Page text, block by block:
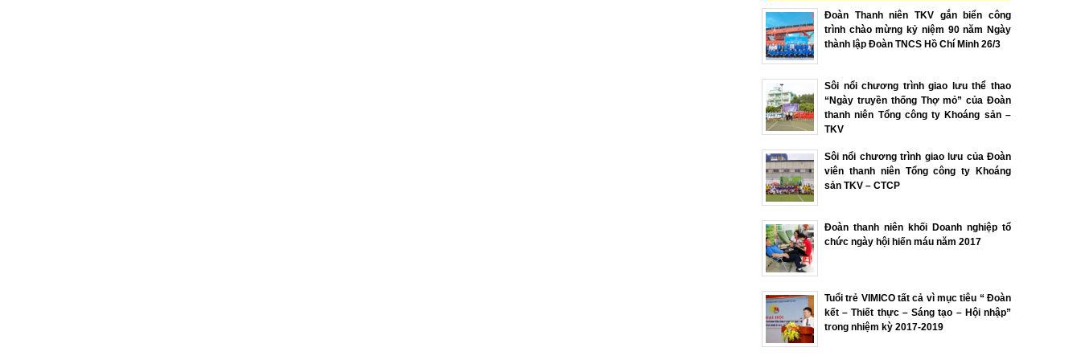
Đoàn Thanh niên TKV gắn biển công
trình chào mừng kỷ niệm 90 năm Ngày
thành lập Đoàn TNCS Hồ Chí Minh 26/3
Sôi nổi chương trình giao lưu thể thao
“Ngày truyền thống Thợ mỏ” của Đoàn
thanh niên Tổng công ty Khoáng sản –
TKV
Sôi nổi chương trình giao lưu của Đoàn
viên thanh niên Tổng công ty Khoáng
sản TKV – CTCP
Đoàn thanh niên khối Doanh nghiệp tổ
chức ngày hội hiến máu năm 2017
Tuổi trẻ VIMICO tất cả vì mục tiêu “ Đoàn
kết – Thiết thực – Sáng tạo – Hội nhập”
trong nhiệm kỳ 2017-2019